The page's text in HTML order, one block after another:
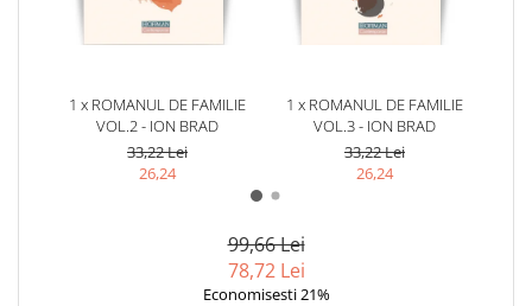
1 x ROMANUL DE FAMILIE
VOL.2 - ION BRAD
33,22 Lei
26,24
1 x ROMANUL DE FAMILIE
VOL.3 - ION BRAD
33,22 Lei
26,24
99,66 Lei
78,72 Lei
Economisesti 21%